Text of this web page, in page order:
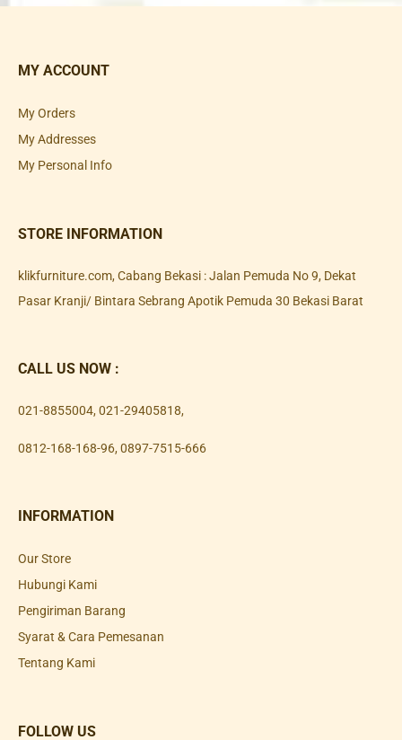
MY ACCOUNT
My Orders
My Addresses
My Personal Info
STORE INFORMATION
klikfurniture.com, Cabang Bekasi : Jalan Pemuda No 9, Dekat
Pasar Kranji/ Bintara Sebrang Apotik Pemuda 30 Bekasi Barat
CALL US NOW :
021-8855004, 021-29405818,
0812-168-168-96, 0897-7515-666
INFORMATION
Our Store
Hubungi Kami
Pengiriman Barang
Syarat & Cara Pemesanan
Tentang Kami
FOLLOW US